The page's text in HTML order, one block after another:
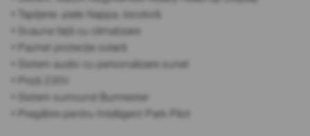
• Tapițerie: piele Nappa, bicoloră
• Scaune față cu climatizare
• Pachet protecție solară
• Sistem audio cu personalizare sunet
• Priză 230V
• Sistem surround Burmester
• Pregătire pentru Intelligent Park Pilot